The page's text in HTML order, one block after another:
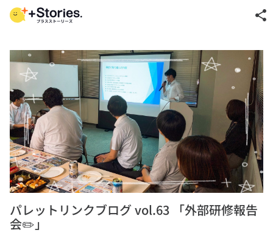
share
パレットリンクブログ vol.63 「外部研修報告
会✏️」